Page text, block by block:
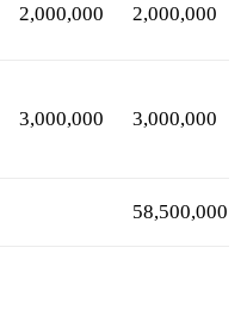
2,000,000 2,000,000
3,000,000 3,000,000
58,500,000